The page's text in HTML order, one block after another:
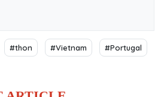
#thon #Vietnam #Portugal